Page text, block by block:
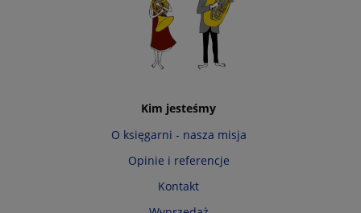
Kim jesteśmy
O księgarni - nasza misja
Opinie i referencje
Kontakt